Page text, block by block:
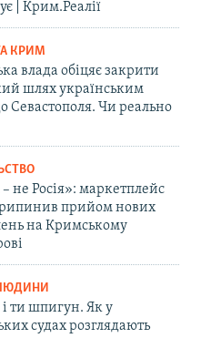
| Крим.Реалії
КРИМ
влада обіцяє закрити
шлях українським
Севастополя. Чи реально
не Росія»: маркетплейс
прийом нових
на Кримському
ти шпигун. Як у
судах розглядають